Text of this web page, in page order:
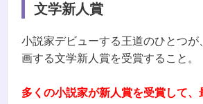
文学新人賞
小説家デビューする王道のひとつが
画する文学新人賞を受賞すること。
多くの小説家が新人賞を受賞して、